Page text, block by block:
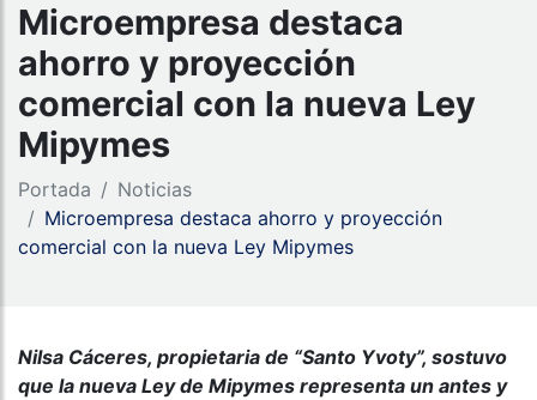
Microempresa destaca
ahorro y proyección
comercial con la nueva Ley
Mipymes
Portada
Noticias
Microempresa destaca ahorro y proyección
comercial con la nueva Ley Mipymes
Nilsa Cáceres, propietaria de “Santo Yvoty”, sostuvo
que la nueva Ley de Mipymes representa un antes y